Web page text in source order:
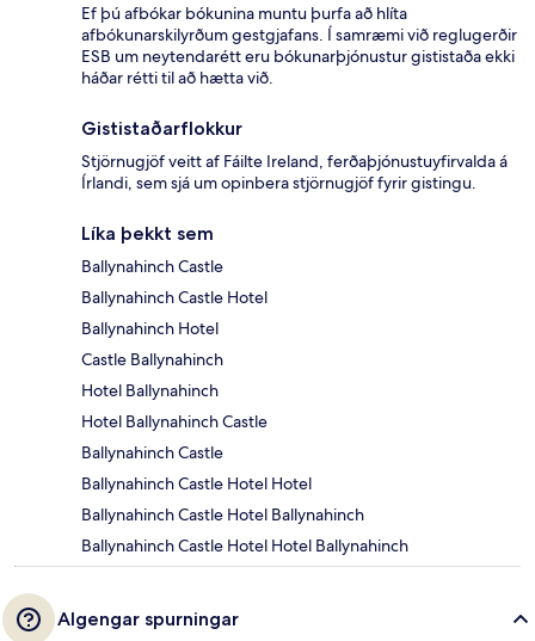
Ef þú afbókar bókunina muntu þurfa að hlíta
afbókunarskilyrðum gestgjafans. Í samræmi við reglugerðir
ESB um neytendarétt eru bókunarþjónustur gististaða ekki
háðar rétti til að hætta við.
Gististaðarflokkur
Stjörnugjöf veitt af Fáilte Ireland, ferðaþjónustuyfirvalda á
Írlandi, sem sjá um opinbera stjörnugjöf fyrir gistingu.
Líka þekkt sem
Ballynahinch Castle
Ballynahinch Castle Hotel
Ballynahinch Hotel
Castle Ballynahinch
Hotel Ballynahinch
Hotel Ballynahinch Castle
Ballynahinch Castle
Ballynahinch Castle Hotel Hotel
Ballynahinch Castle Hotel Ballynahinch
Ballynahinch Castle Hotel Hotel Ballynahinch
Algengar spurningar